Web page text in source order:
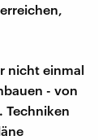
nicht einmal
- von
Techniken